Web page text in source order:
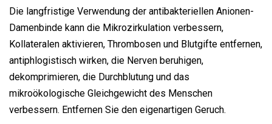
Die langfristige Verwendung der antibakteriellen Anionen-
Damenbinde kann die Mikrozirkulation verbessern,
Kollateralen aktivieren, Thrombosen und Blutgifte entfernen,
antiphlogistisch wirken, die Nerven beruhigen,
dekomprimieren, die Durchblutung und das
mikroökologische Gleichgewicht des Menschen
verbessern. Entfernen Sie den eigenartigen Geruch.